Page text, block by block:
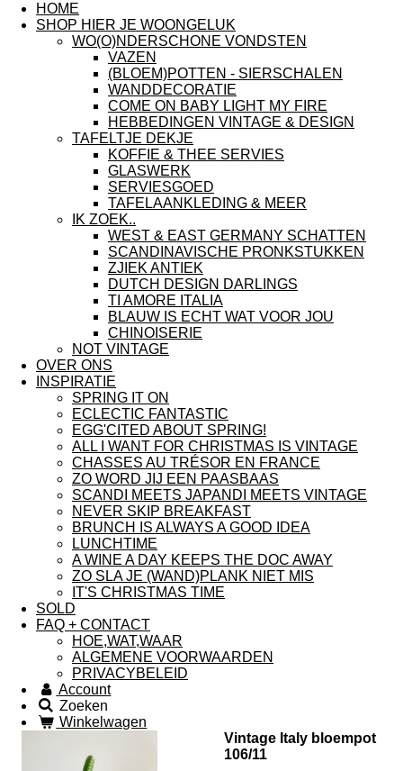
HOME
SHOP HIER JE WOONGELUK
WO(O)NDERSCHONE VONDSTEN
VAZEN
(BLOEM)POTTEN - SIERSCHALEN
WANDDECORATIE
COME ON BABY LIGHT MY FIRE
HEBBEDINGEN VINTAGE & DESIGN
TAFELTJE DEKJE
KOFFIE & THEE SERVIES
GLASWERK
SERVIESGOED
TAFELAANKLEDING & MEER
IK ZOEK..
WEST & EAST GERMANY SCHATTEN
SCANDINAVISCHE PRONKSTUKKEN
ZJIEK ANTIEK
DUTCH DESIGN DARLINGS
TI AMORE ITALIA
BLAUW IS ECHT WAT VOOR JOU
CHINOISERIE
NOT VINTAGE
OVER ONS
INSPIRATIE
SPRING IT ON
ECLECTIC FANTASTIC
EGG'CITED ABOUT SPRING!
ALL I WANT FOR CHRISTMAS IS VINTAGE
CHASSES AU TRÉSOR EN FRANCE
ZO WORD JIJ EEN PAASBAAS
SCANDI MEETS JAPANDI MEETS VINTAGE
NEVER SKIP BREAKFAST
BRUNCH IS ALWAYS A GOOD IDEA
LUNCHTIME
A WINE A DAY KEEPS THE DOC AWAY
ZO SLA JE (WAND)PLANK NIET MIS
IT'S CHRISTMAS TIME
SOLD
FAQ + CONTACT
HOE,WAT,WAAR
ALGEMENE VOORWAARDEN
PRIVACYBELEID
Account
Zoeken
Winkelwagen
Vintage Italy bloempot
106/11